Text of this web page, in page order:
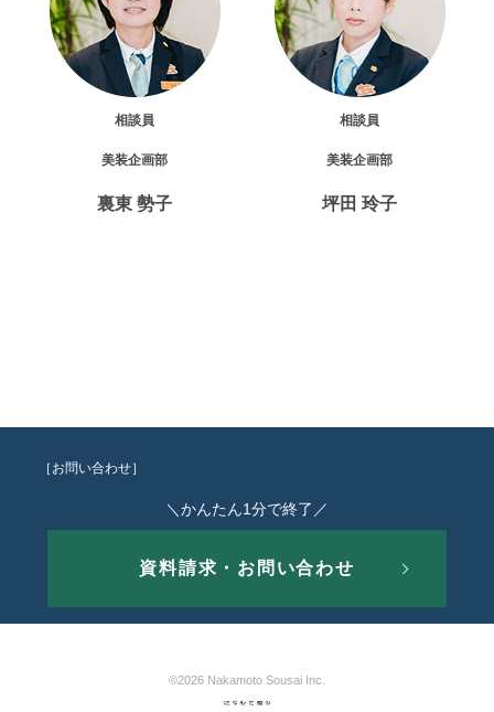
相談員
美装企画部
裏東 勢子
相談員
美装企画部
坪田 玲子
［お問い合わせ］
＼かんたん1分で終了／
資料請求・お問い合わせ
©2026 Nakamoto Sousai Inc.